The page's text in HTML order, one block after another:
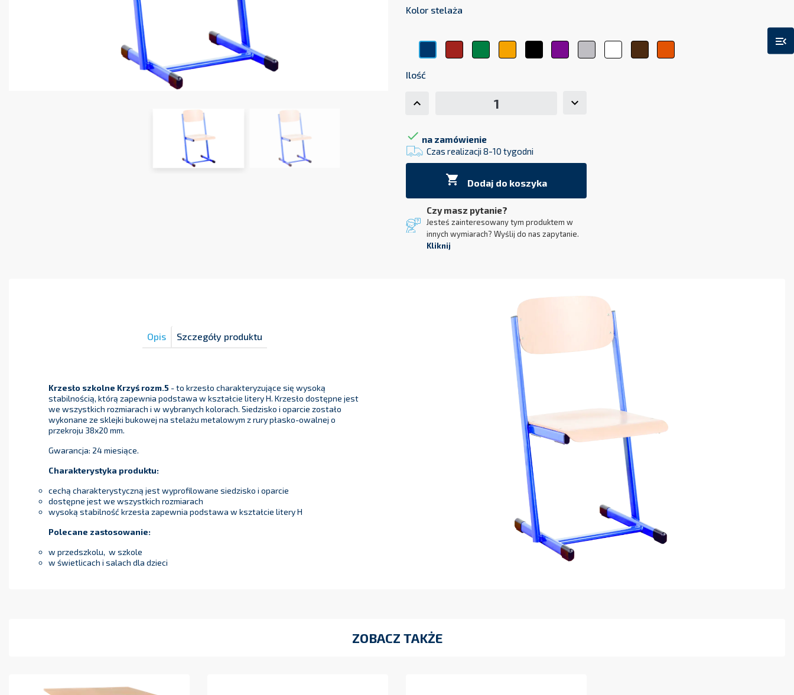
menu_open
Kolor stelaża
CzerwonyZielonyŻółty Czarny FioletowySrebrnyBiały BrązowyPomarańczowy
Ilość
 na zamówienie
Czas realizacji 8-10 tygodni
 Dodaj do koszyka
Czy masz pytanie?
Jesteś zainteresowany tym produktem w
innych wymiarach? Wyślij do nas zapytanie.
Kliknij
Opis Szczegóły produktu
Krzesło szkolne Krzyś rozm.5 - to krzesło charakteryzujące się wysoką
stabilnością, którą zapewnia podstawa w kształcie litery H. Krzesło dostępne jest
we wszystkich rozmiarach i w wybranych kolorach. Siedzisko i oparcie zostało
wykonane ze sklejki bukowej na stelażu metalowym z rury płasko-owalnej o
przekroju 38x20 mm.
Gwarancja: 24 miesiące.
Charakterystyka produktu:
cechą charakterystyczną jest wyprofilowane siedzisko i oparcie
dostępne jest we wszystkich rozmiarach
wysoką stabilność krzesła zapewnia podstawa w kształcie litery H
Polecane zastosowanie:
w przedszkolu, w szkole
w świetlicach i salach dla dzieci
ZOBACZ TAKŻE